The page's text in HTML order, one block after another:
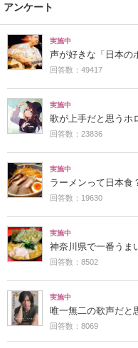
アンケート
実施中
声が好きな「日本の
回答数：49417
実施中
歌が上手だと思うホ
回答数：23836
実施中
ラーメンって日本食
回答数：19630
実施中
神奈川県で一番うま
回答数：8502
実施中
唯一無二の歌声だと
回答数：8069